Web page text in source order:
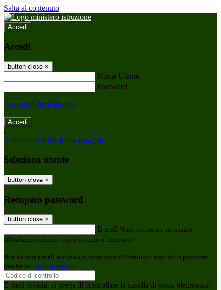
Salta al contenuto
Accedi
Accedi
button close ×
Nome Utente
Password
Password dimenticata?
-
Entra con SPID Entra con CIE
Seleziona utente
button close ×
Recupero password
button close ×
E-mail Verrà inviato un messaggio
all'indirizzo indicato con le istruzioni necessarie.
Non hai una e-mail associata al nome utente? Effettua il reset della password
tramite la Login Spaggiari
E-mail inviata, si prega di controllare la casella di posta elettronica!